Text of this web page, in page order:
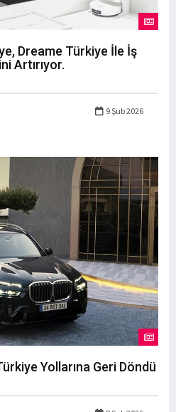
Dreame Türkiye İle İş
Artırıyor.
9 Şub 2026
Yollarına Geri Döndü